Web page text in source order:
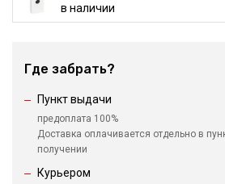
в наличии
Где забрать?
Пункт выдачи
предоплата 100%
Доставка оплачивается отдельно в
получении
Курьером